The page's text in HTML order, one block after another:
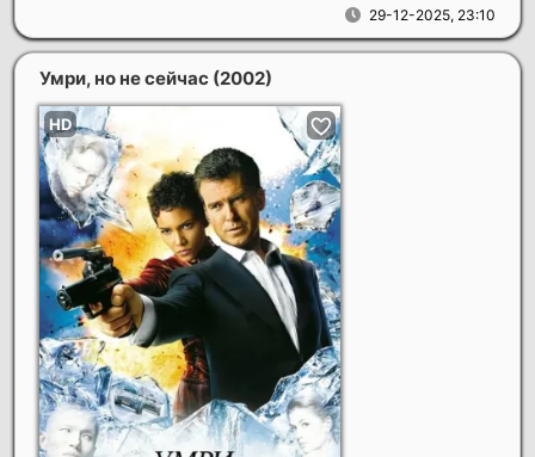
29-12-2025, 23:10
Умри, но не сейчас (2002)